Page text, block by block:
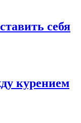
себя
курением